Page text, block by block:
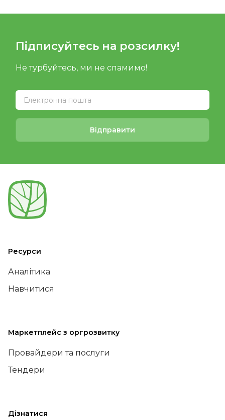
Підписуйтесь на розсилку!
Не турбуйтесь, ми не спамимо!
Відправити
Ресурси
Аналітика
Навчитися
Маркетплейс з оргрозвитку
Провайдери та послуги
Тендери
Дізнатися